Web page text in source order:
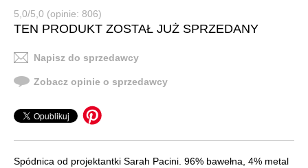
5,0/5,0 (opinie: 806)
TEN PRODUKT ZOSTAŁ JUŻ SPRZEDANY
Napisz do sprzedawcy
Zobacz opinie o sprzedawcy
Spódnica od projektantki Sarah Pacini. 96% bawełna, 4% metal